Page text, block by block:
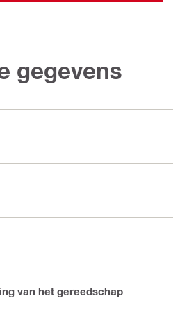
gegevens
van het gereedschap